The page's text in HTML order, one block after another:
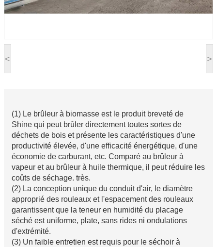
< >
(1) Le brûleur à biomasse est le produit breveté de
Shine qui peut brûler directement toutes sortes de
déchets de bois et présente les caractéristiques d'une
productivité élevée, d'une efficacité énergétique, d'une
économie de carburant, etc. Comparé au brûleur à
vapeur et au brûleur à huile thermique, il peut réduire les
coûts de séchage. très.
(2) La conception unique du conduit d'air, le diamètre
approprié des rouleaux et l'espacement des rouleaux
garantissent que la teneur en humidité du placage
séché est uniforme, plate, sans rides ni ondulations
d'extrémité.
(3) Un faible entretien est requis pour le séchoir à